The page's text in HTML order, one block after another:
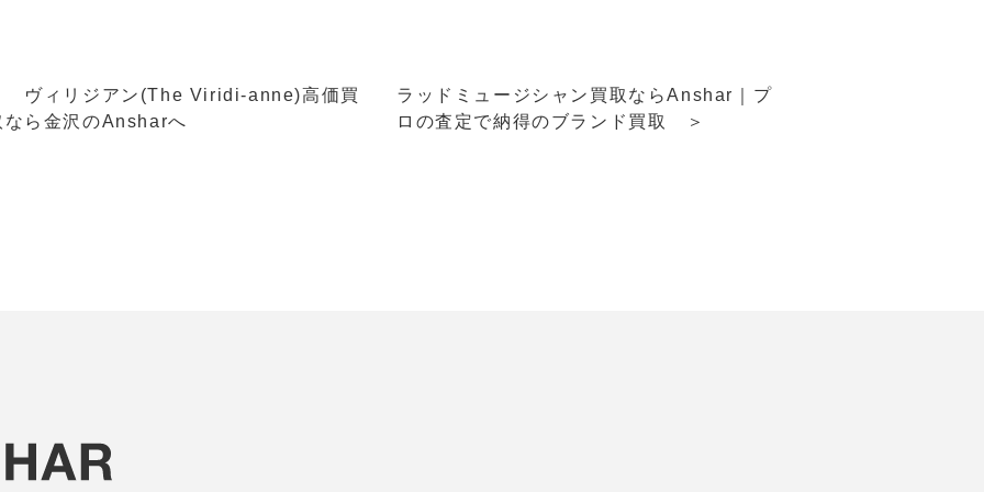
ヴィリジアン(The Viridi-anne)高価買
なら金沢のAnsharへ
ラッドミュージシャン買取ならAnshar｜プ
ロの査定で納得のブランド買取 ＞